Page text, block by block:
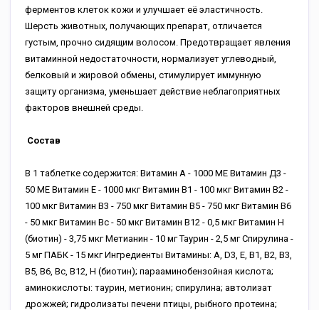
ферментов клеток кожи и улучшает её эластичность.
Шерсть животных, получающих препарат, отличается
густым, прочно сидящим волосом. Предотвращает явления
витаминной недостаточности, нормализует углеводный,
белковый и жировой обмены, стимулирует иммунную
защиту организма, уменьшает действие неблагоприятных
факторов внешней среды.
Состав
В 1 таблетке содержится: Витамин А - 1000 МЕ Витамин Д3 -
50 МЕ Витамин Е - 1000 мкг Витамин В1 - 100 мкг Витамин В2 -
100 мкг Витамин В3 - 750 мкг Витамин В5 - 750 мкг Витамин В6
- 50 мкг Витамин Вс - 50 мкг Витамин В12 - 0,5 мкг Витамин Н
(биотин) - 3,75 мкг Метианин - 10 мг Таурин - 2,5 мг Спирулина -
5 мг ПАБК - 15 мкг Ингредиенты Витамины: А, D3, Е, В1, В2, В3,
В5, В6, Вс, В12, Н (биотин); парааминобензойная кислота;
аминокислоты: таурин, метионин; спирулина; автолизат
дрожжей; гидролизаты печени птицы, рыбного протеина;